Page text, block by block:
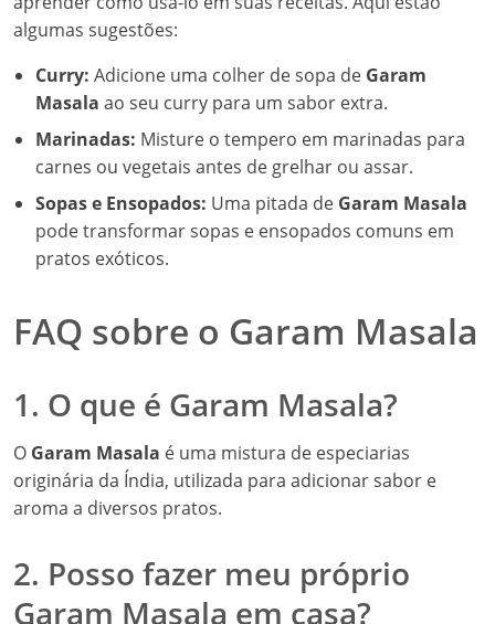
algumas sugestões:
Curry: Adicione uma colher de sopa de Garam
Masala ao seu curry para um sabor extra.
Marinadas: Misture o tempero em marinadas para
carnes ou vegetais antes de grelhar ou assar.
Sopas e Ensopados: Uma pitada de Garam Masala
pode transformar sopas e ensopados comuns em
pratos exóticos.
FAQ sobre o Garam Masala
1. O que é Garam Masala?
O Garam Masala é uma mistura de especiarias
originária da Índia, utilizada para adicionar sabor e
aroma a diversos pratos.
2. Posso fazer meu próprio
Garam Masala em casa?